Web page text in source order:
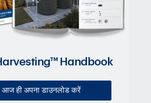
Handbook
आज ही अपना डाउनलोड करें